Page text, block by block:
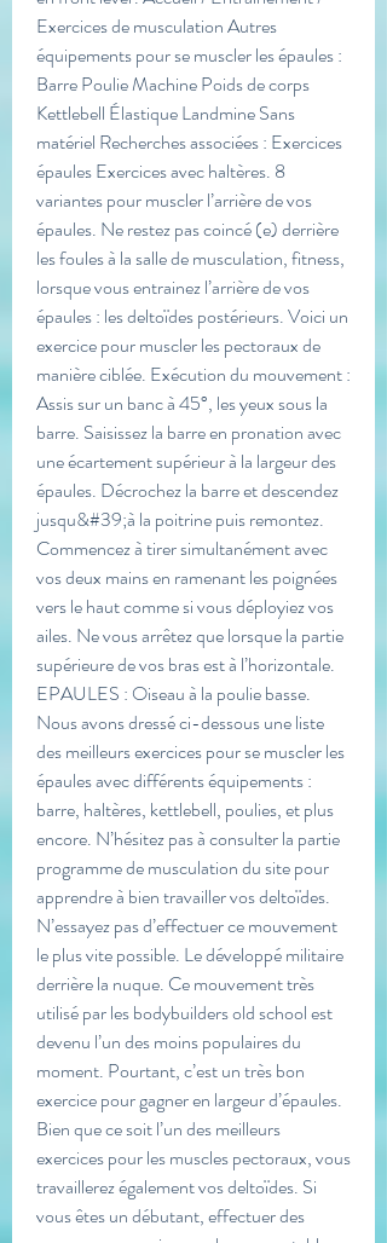
Exercices de musculation Autres
équipements pour se muscler les épaules :
Barre Poulie Machine Poids de corps
Kettlebell Élastique Landmine Sans
matériel Recherches associées : Exercices
épaules Exercices avec haltères. 8
variantes pour muscler l’arrière de vos
épaules. Ne restez pas coincé (e) derrière
les foules à la salle de musculation, fitness,
lorsque vous entrainez l’arrière de vos
épaules : les deltoïdes postérieurs. Voici un
exercice pour muscler les pectoraux de
manière ciblée. Exécution du mouvement :
Assis sur un banc à 45°, les yeux sous la
barre. Saisissez la barre en pronation avec
une écartement supérieur à la largeur des
épaules. Décrochez la barre et descendez
jusqu&#39;à la poitrine puis remontez.
Commencez à tirer simultanément avec
vos deux mains en ramenant les poignées
vers le haut comme si vous déployiez vos
ailes. Ne vous arrêtez que lorsque la partie
supérieure de vos bras est à l’horizontale.
EPAULES : Oiseau à la poulie basse.
Nous avons dressé ci-dessous une liste
des meilleurs exercices pour se muscler les
épaules avec différents équipements :
barre, haltères, kettlebell, poulies, et plus
encore. N’hésitez pas à consulter la partie
programme de musculation du site pour
apprendre à bien travailler vos deltoïdes.
N’essayez pas d’effectuer ce mouvement
le plus vite possible. Le développé militaire
derrière la nuque. Ce mouvement très
utilisé par les bodybuilders old school est
devenu l’un des moins populaires du
moment. Pourtant, c’est un très bon
exercice pour gagner en largeur d’épaules.
Bien que ce soit l’un des meilleurs
exercices pour les muscles pectoraux, vous
travaillerez également vos deltoïdes. Si
vous êtes un débutant, effectuer des